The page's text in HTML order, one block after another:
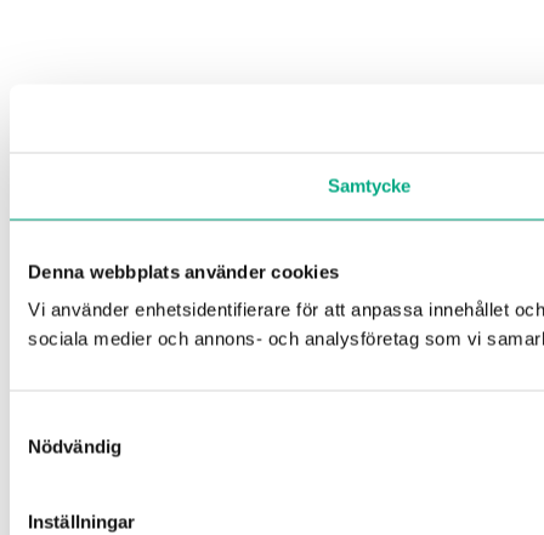
Samtycke
Denna webbplats använder cookies
Vi använder enhetsidentifierare för att anpassa innehållet
sociala medier och annons- och analysföretag som vi
Nödvändig
Inställningar